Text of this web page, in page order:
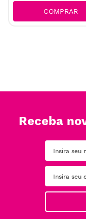
COMPRAR
Receba